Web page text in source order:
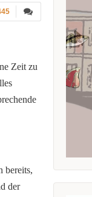
Zeit zu
bereits,
der